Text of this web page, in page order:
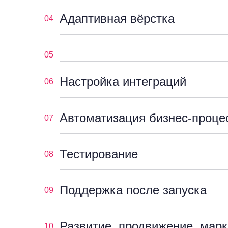
04 Адаптивная вёрстка
05
06 Настройка интеграций
07 Автоматизация бизнес-
08 Тестирование
09 Поддержка после запуска
10